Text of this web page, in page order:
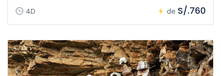
4D de S/.760